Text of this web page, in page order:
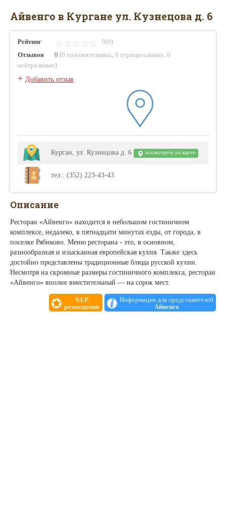
Айвенго в Кургане ул. Кузнецова д. 6
Рейтинг
0(0)
Отзывов
0 (0 положительных 0 отрицательных 0
нейтральных)
+ Добавить отзыв
Курган, ул. Кузнецова д. 6 посмотреть на карте
тел.: (352) 223-43-43
Описание
Ресторан «Айвенго» находится в небольшом гостиничном
комплексе, недалеко, в пятнадцати минутах езды, от города, в
поселке Рябиково. Меню ресторана - это, в основном,
разнообразная и изысканная европейская кухня. Также здесь
достойно представлены традиционные блюда русской кухни.
Несмотря на скромные размеры гостиничного комплекса, ресторан
«Айвенго» вполне вместительный — на сорок мест.
V.I.P.
размещение
Информация для представителей
Айвенго